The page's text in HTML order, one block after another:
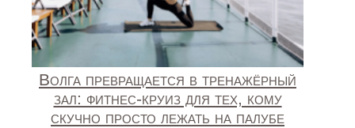
Волга превращается в тренажёрный
зал: фитнес-круиз для тех, кому
скучно просто лежать на палубе